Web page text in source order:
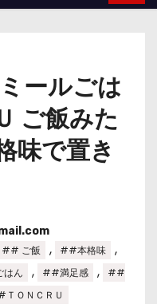
ールごは
ご飯みた
味で置き
## ご飯 , ##本格味 ,
はん , ##満足感 ,
##
ＯＮＣＲＵ